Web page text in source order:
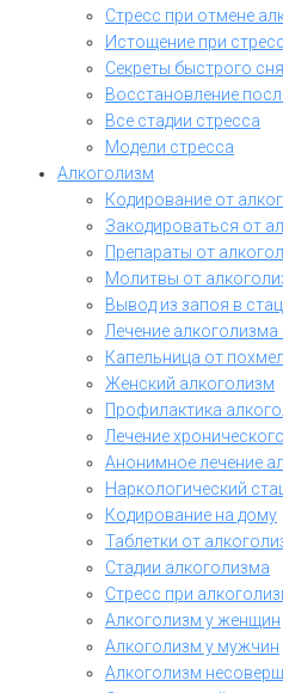
Стресс при отмене
Истощение при
Секреты быстрого
Восстановление
Все стадии стресса
Модели стресса
Алкоголизм
Кодирование от
Закодироваться от
Препараты от
Молитвы от
Вывод из запоя в
Лечение алкоголизма
Капельница от
Женский алкоголизм
Профилактика
Лечение
Анонимное лечение
Наркологический
Кодирование на дому
Таблетки от
Стадии алкоголизма
Стресс при
Алкоголизм у женщин
Алкоголизм у мужчин
Алкоголизм